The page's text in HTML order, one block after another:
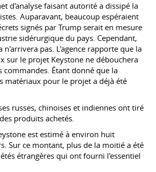
d'analyse faisant autorité a dissipé la
Auparavant, beaucoup espéraient
signés par Trump serait en mesure
sidérurgique du pays. Cependant,
n'arrivera pas. L'agence rapporte que la
sur le projet Keystone ne débouchera
commandes. Étant donné que la
matériaux pour le projet a déjà été
russes, chinoises et indiennes ont tiré
produits achetés.
est estimé à environ huit
Sur ce montant, plus de la moitié a été
étrangères qui ont fourni l'essentiel